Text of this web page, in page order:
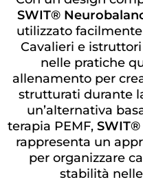
SWIT®
utilizzato
Cavalieri e
nelle pratiche
allenamento per
strutturati durante
un’alternativa
terapia PEMF,
rappresenta un
per organizzare
stabilità